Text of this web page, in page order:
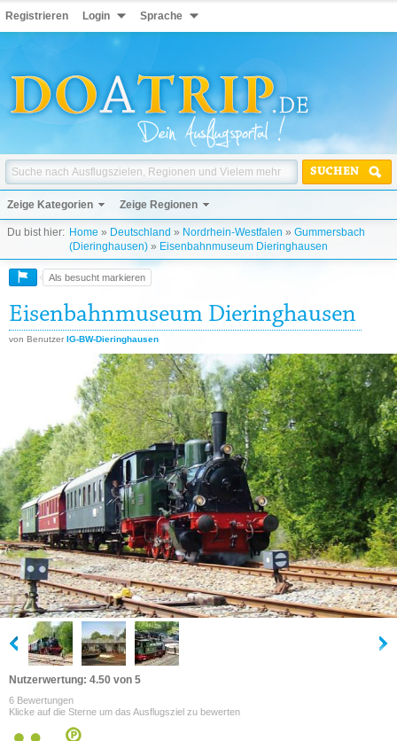
Registrieren Login Sprache
SUCHEN
Zeige Kategorien Zeige Regionen
Du bist hier: Home » Deutschland » Nordrhein-Westfalen » Gummersbach
(Dieringhausen) » Eisenbahnmuseum Dieringhausen
Als besucht markieren
Eisenbahnmuseum Dieringhausen
von Benutzer IG-BW-Dieringhausen
Nutzerwertung: 4.50 von 5
6 Bewertungen
Klicke auf die Sterne um das Ausflugsziel zu bewerten